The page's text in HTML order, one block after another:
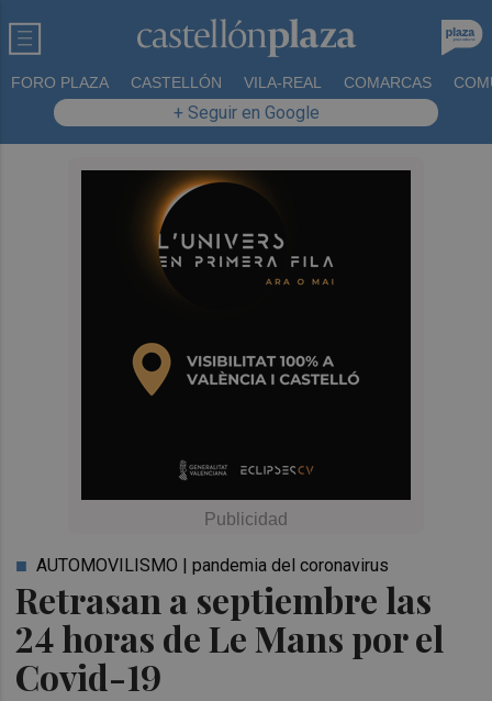
FORO PLAZA CASTELLÓN VILA-REAL COMARCAS
+ Seguir en Google
Retrasan a septiembre las
24 horas de Le Mans por el
Covid-19
AUTOMOVILISMO | pandemia del coronavirus